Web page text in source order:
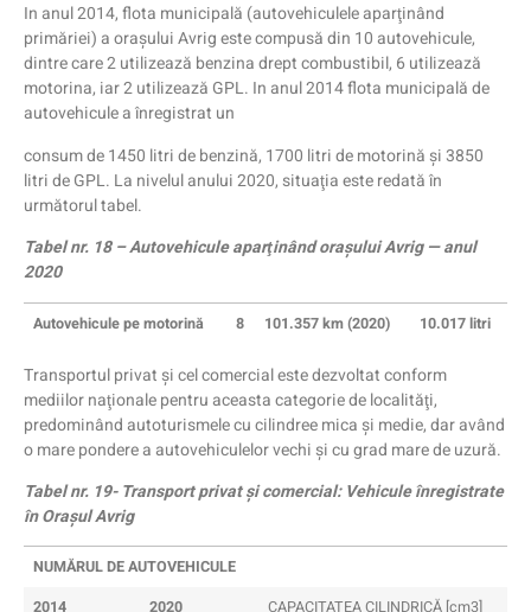
In anul 2014, flota municipală (autovehiculele aparţinând
primăriei) a oraşului Avrig este compusă din 10 autovehicule,
dintre care 2 utilizează benzina drept combustibil, 6 utilizează
motorina, iar 2 utilizează GPL. In anul 2014 flota municipală de
autovehicule a înregistrat un
consum de 1450 litri de benzină, 1700 litri de motorină şi 3850
litri de GPL. La nivelul anului 2020, situaţia este redată în
următorul tabel.
Tabel nr. 18 – Autovehicule aparţinând oraşului Avrig — anul
2020
Autovehicule pe motorină 8 101.357 km (2020) 10.017 litri
Transportul privat şi cel comercial este dezvoltat conform
mediilor naţionale pentru aceasta categorie de localităţi,
predominând autoturismele cu cilindree mica şi medie, dar având
o mare pondere a autovehiculelor vechi şi cu grad mare de uzură.
Tabel nr. 19- Transport privat şi comercial: Vehicule înregistrate
în Oraşul Avrig
NUMĂRUL DE AUTOVEHICULE